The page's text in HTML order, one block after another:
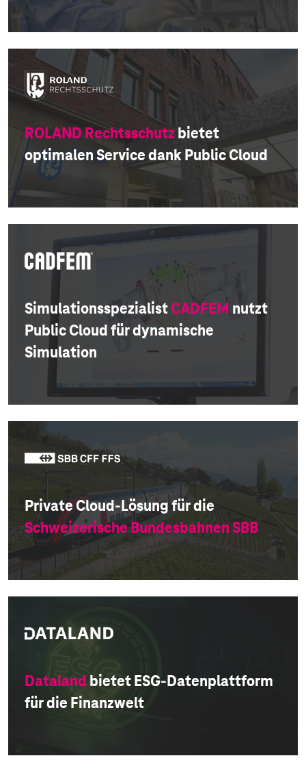
ROLAND Rechtsschutz bietet
optimalen Service dank Public Cloud
SimulationsspezialistCADFEM nutzt
Public Cloud für dynamische
Simulation
Private Cloud-Lösung für die
Schweizerische Bundesbahnen SBB
Dataland bietet ESG-Datenplattform
für die Finanzwelt